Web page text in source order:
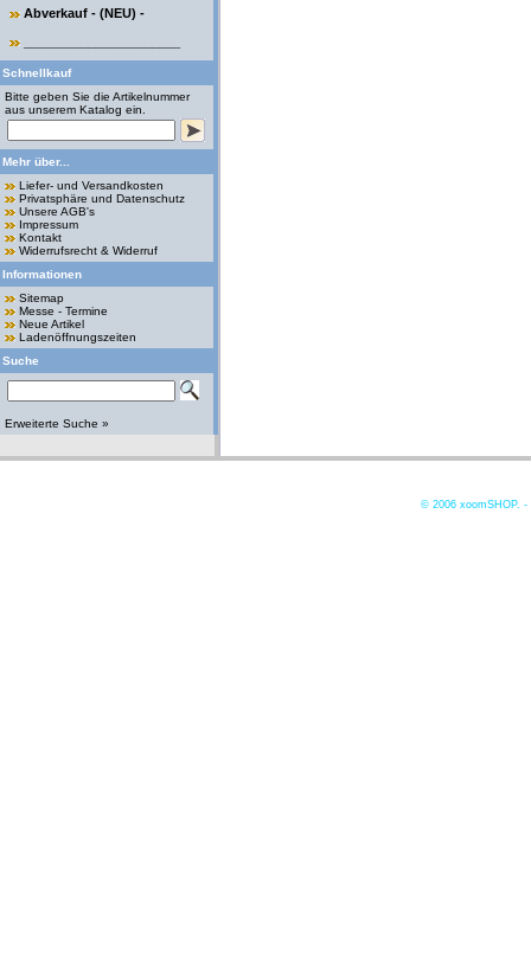
Abverkauf - (NEU) -
Schnellkauf
Bitte geben Sie die Artikelnummer
aus unserem Katalog ein.
Mehr über...
Liefer- und Versandkosten
Privatsphäre und Datenschutz
Unsere AGB's
Impressum
Kontakt
Widerrufsrecht & Widerruf
Informationen
Sitemap
Messe - Termine
Neue Artikel
Ladenöffnungszeiten
Suche
Erweiterte Suche »
© 2006 xoomSHOP. -